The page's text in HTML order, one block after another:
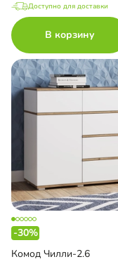
Доступно для доставки
В корзину
-30%
Комод Чилли-2.6